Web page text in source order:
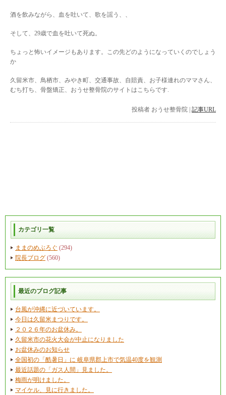
酒を飲みながら、血を吐いて、歌を謡う、、
そして、29歳で血を吐いて死ぬ。
ちょっと怖いイメージもあります。この先どのようになっていくのでしょう
か
久留米市、鳥栖市、みやき町、交通事故、自賠責、お子様連れのママさん、
むち打ち、骨盤矯正、おうせ整骨院のサイトはこちらです.
投稿者 おうせ整骨院 | 記事URL
カテゴリ一覧
ままのめぶろぐ (294)
院長ブログ (560)
最近のブログ記事
台風が沖縄に近づいています。
今日は久留米まつりです。
２０２６年のお盆休み。
久留米市の花火大会が中止になりました
お盆休みのお知らせ
全国初の「酷暑日」に 岐阜県郡上市で気温40度を観測
最近話題の「ガス人間」見ました。
梅雨が明けました。
マイケル、見に行きました。